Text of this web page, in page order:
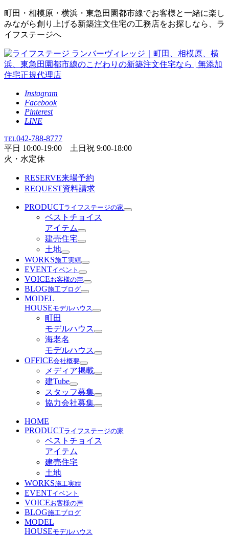
町田・相模原・横浜・東急田園都市線でお客様と一緒に楽し
みながら創り上げる新築注文住宅の工務店をお探しなら、ラ
イフステージへ
Instagram
Facebook
Pinterest
LINE
TEL042-788-8777
平日 10:00-19:00 土日祝 9:00-18:00
火・水定休
RESERVE来場予約
REQUEST資料請求
PRODUCTライフステージの家
ベストチョイス
アイテム
建売住宅
土地
WORKS施工実績
EVENTイベント
VOICEお客様の声
BLOG施工ブログ
MODEL
HOUSEモデルハウス
町田
モデルハウス
海老名
モデルハウス
OFFICE会社概要
メディア掲載
建Tube
スタッフ募集
協力会社募集
HOME
PRODUCTライフステージの家
ベストチョイス
アイテム
建売住宅
土地
WORKS施工実績
EVENTイベント
VOICEお客様の声
BLOG施工ブログ
MODEL
HOUSEモデルハウス